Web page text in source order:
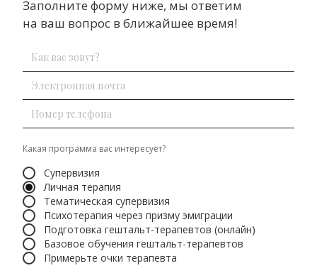
Заполните форму ниже, мы ответим
на ваш вопрос в ближайшее время!
Какая программа вас интересует?
Супервизия
Личная терапия
Тематическая супервизия
Психотерапия через призму эмиграции
Подготовка гештальт-терапевтов (онлайн)
Базовое обучения гештальт-терапевтов
Примерьте очки терапевта